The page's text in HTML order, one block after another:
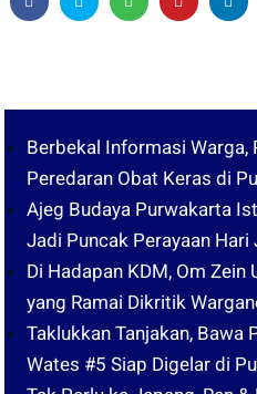
Berbekal Informasi
Peredaran Obat Keras di
Ajeg Budaya Purwakarta
Jadi Puncak Perayaan Hari
Di Hadapan KDM, Om Zein
yang Ramai Dikritik
Taklukkan Tanjakan, Bawa
Wates #5 Siap Digelar di